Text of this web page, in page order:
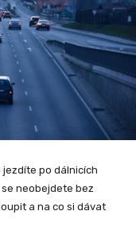
po dálnicích
neobejdete bez
a na co si dávat